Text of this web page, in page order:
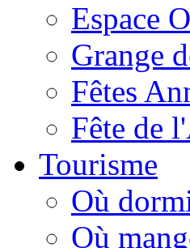
Espace
Grange
Fêtes
Fête de
Tourisme
Où
Où